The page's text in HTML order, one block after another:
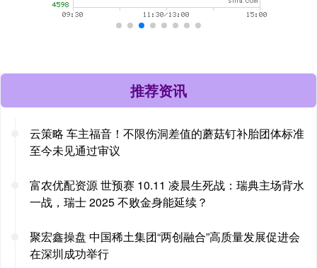
推荐资讯
云策略 车主福音！不限伤洞差值的蘑菇钉补胎团体标准
至今未见通过审议
富农优配资源 世预赛 10.11 凌晨生死战：瑞典主场背水
一战，瑞士 2025 不败金身能延续？
聚宏鑫操盘 中国稀土集团“两创融合”高质量发展促进会
在深圳成功举行